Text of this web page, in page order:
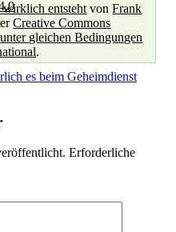
entsteht vonFrank
Creative Commons
gleichen Bedingungen
.
es beim Geheimdienst
Erforderliche